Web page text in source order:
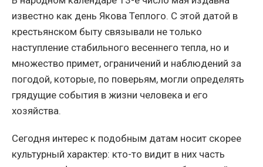
известно как день Якова Теплого. С этой датой в
крестьянском быту связывали не только
наступление стабильного весеннего тепла, но и
множество примет, ограничений и наблюдений за
погодой, которые, по поверьям, могли определять
грядущие события в жизни человека и его
хозяйства.
Сегодня интерес к подобным датам носит скорее
культурный характер: кто-то видит в них часть